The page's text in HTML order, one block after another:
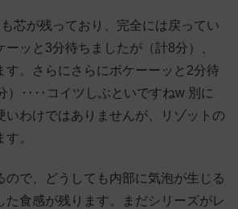
芯が残っており、完全には戻ってい
ーッと3分待ちましたが（計8分）、
す。さらにさらにボケーーッと2分待
）‥‥コイツしぶといですねw 別に
いわけではありませんが、リゾットの
。
ので、どうしても内部に気泡が生じる
た食感が残ります。まだシリーズがレ